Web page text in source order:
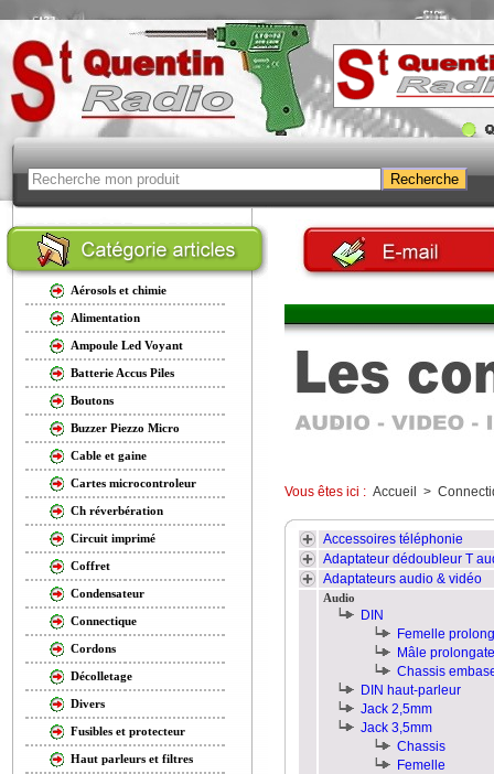
Aérosols et chimie
Alimentation
Ampoule Led Voyant
Batterie Accus Piles
Boutons
Buzzer Piezzo Micro
Cable et gaine
Cartes microcontroleur
Ch réverbération
Circuit imprimé
Coffret
Condensateur
Connectique
Cordons
Décolletage
Divers
Fusibles et protecteur
Haut parleurs et filtres
Vous êtes ici : Accueil >
Accessoires téléphonie
Adaptateur dédoubleur T
Adaptateurs audio & vidéo
Audio
DIN
Femelle
Mâle
Chassis
DIN haut-parleur
Jack 2,5mm
Jack 3,5mm
Chassis
Femelle